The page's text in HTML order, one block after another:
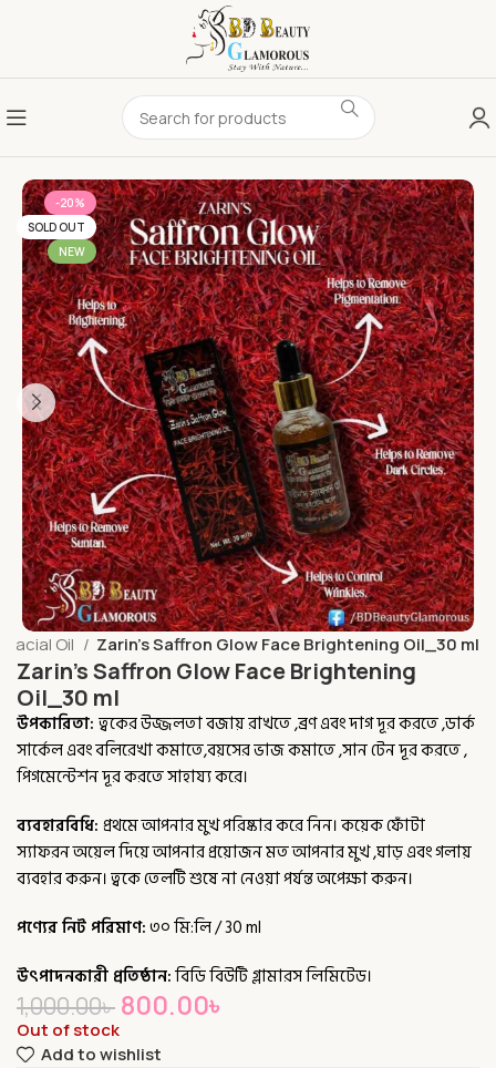
-20%
SOLD OUT
NEW
Facial Oil Zarin’s Saffron Glow Face Brightening Oil_30 ml
Zarin’s Saffron Glow Face Brightening
Oil_30 ml
উপকারিতা:ত্বকের উজ্জলতা বজায় রাখতে ,ব্রণ এবং দাগ দূর করতে ,ডার্ক
সার্কেল এবং বলিরেখা কমাতে,বয়সের ভাজ কমাতে ,সান টেন দূর করতে ,
পিগমেন্টেশন দূর করতে সাহায্য করে।
ব্যবহারবিধি:প্রথমে আপনার মুখ পরিষ্কার করে নিন। কয়েক ফোঁটা
স্যাফরন অয়েল দিয়ে আপনার প্রয়োজন মত আপনার মুখ ,ঘাড় এবং গলায়
ব্যবহার করুন। ত্বকে তেলটি শুষে না নেওয়া পর্যন্ত অপেক্ষা করুন।
পণ্যের নিট পরিমাণ:৩০ মি:লি / 30 ml
উৎপাদনকারী প্রতিষ্ঠান:বিডি বিউটি গ্লামারস লিমিটেড।
1,000.00৳ 800.00৳
Out of stock
Add to wishlist